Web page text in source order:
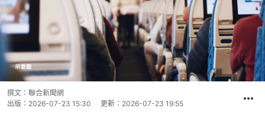
撰文： 聯合新聞網
出版： 2026-07-23 15:30 更新： 2026-07-23 19:55